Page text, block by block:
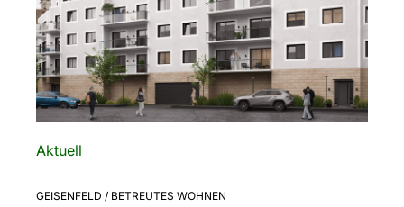
Aktuell
GEISENFELD / BETREUTES WOHNEN